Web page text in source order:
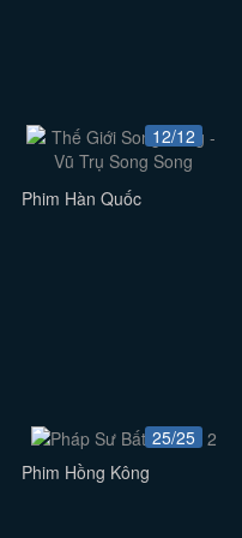
12/12
Phim Hàn Quốc
25/25
Phim Hồng Kông